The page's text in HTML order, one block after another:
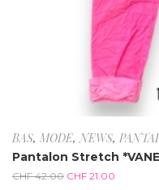
BAS, MODE,NEWS,
Pantalon Stretch
CHF42.00 CHF 21.00